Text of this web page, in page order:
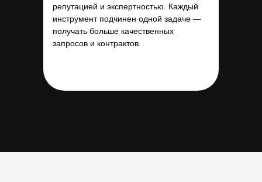
репутацией и экспертностью. Каждый
инструмент подчинен одной задаче —
получать больше качественных
запросов и контрактов.
Кейсы по
комплексному
производственных